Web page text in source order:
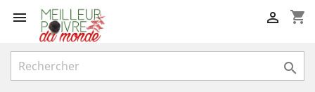
 shopping_cart

